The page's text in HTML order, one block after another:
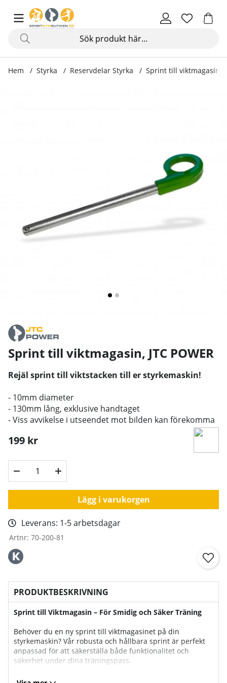
Hem Styrka Reservdelar Styrka Sprint till viktmagasin
Sprint till viktmagasin, JTC POWER
Rejäl sprint till viktstacken till er styrkemaskin!
- 10mm diameter
- 130mm lång, exklusive handtaget
- Viss avvikelse i utseendet mot bilden kan förekomma
199 kr
Lägg i varukorgen
Leverans: 1-5 arbetsdagar
Artnr: 70-200-81
PRODUKTBESKRIVNING
Sprint till Viktmagasin – För Smidig och Säker Träning
Behöver du en ny sprint till viktmagasinet på din
styrkemaskin? Vår robusta och hållbara sprint är perfekt
anpassad för att säkerställa både funktionalitet och
säkerhet under dina träningspass.
Hög kvalitet: